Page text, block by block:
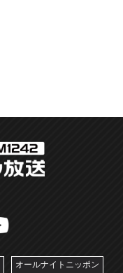
オールナイトニッポン